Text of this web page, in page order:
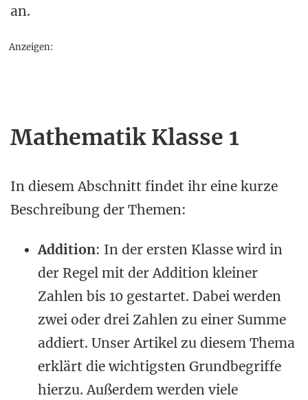
an.
Anzeigen:
Mathematik Klasse 1
In diesem Abschnitt findet ihr eine kurze
Beschreibung der Themen:
Addition: In der ersten Klasse wird in
der Regel mit der Addition kleiner
Zahlen bis 10 gestartet. Dabei werden
zwei oder drei Zahlen zu einer Summe
addiert. Unser Artikel zu diesem Thema
erklärt die wichtigsten Grundbegriffe
hierzu. Außerdem werden viele